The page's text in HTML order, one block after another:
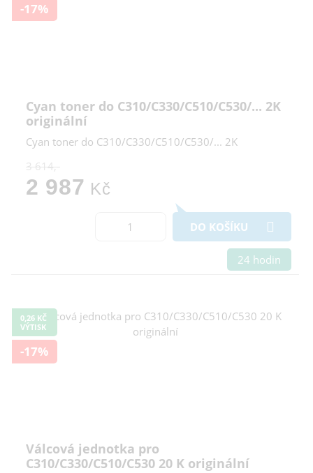
-17%
Cyan toner do C310/C330/C510/C530/... 2K
originální
Cyan toner do C310/C330/C510/C530/... 2K
3 614,-
2 987 Kč
DO KOŠÍKU
24 hodin
0,26 KČ
VÝTISK
-17%
Válcová jednotka pro
C310/C330/C510/C530 20 K originální